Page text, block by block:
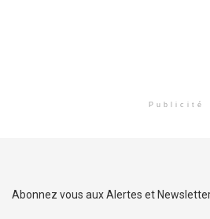
Publicité
Abonnez vous aux Alertes et